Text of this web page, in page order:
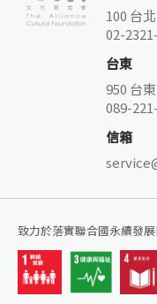
100 台
02-
台東
950 台
089-
信箱
致力於落實聯合國永續發